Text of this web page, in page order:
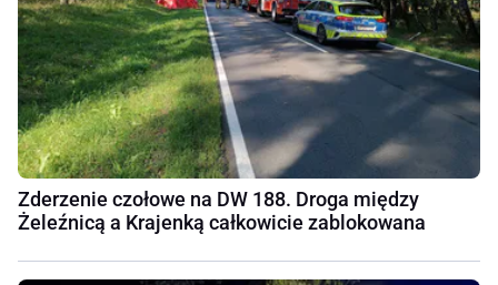
Zderzenie czołowe na DW 188. Droga między
Żeleźnicą a Krajenką całkowicie zablokowana